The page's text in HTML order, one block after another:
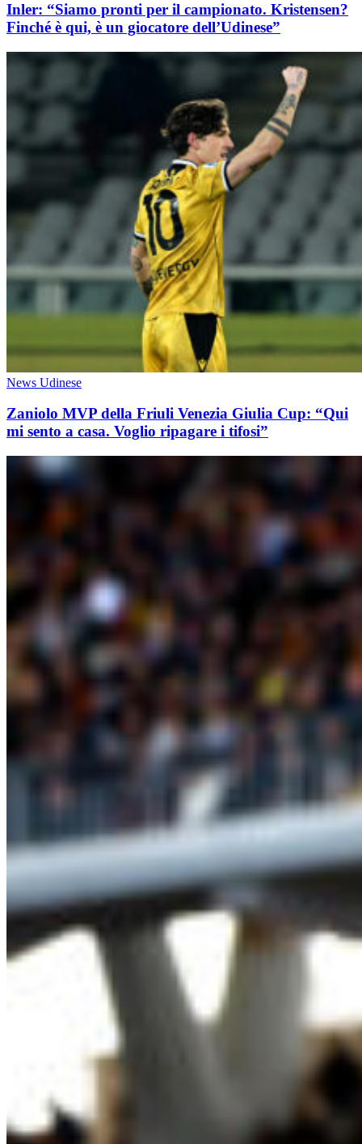
Inler: “Siamo pronti per il campionato. Kristensen?
Finché è qui, è un giocatore dell’Udinese”
News Udinese
Zaniolo MVP della Friuli Venezia Giulia Cup: “Qui
mi sento a casa. Voglio ripagare i tifosi”